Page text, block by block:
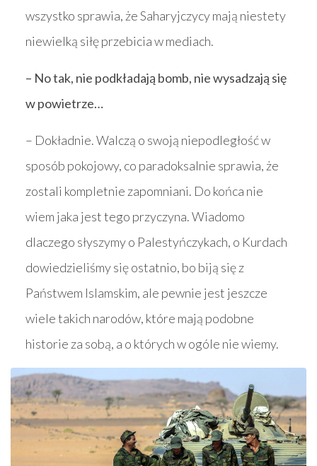
wszystko sprawia, że Saharyjczycy mają niestety
niewielką siłę przebicia w mediach.
– No tak, nie podkładają bomb, nie wysadzają się
w powietrze…
– Dokładnie. Walczą o swoją niepodległość w
sposób pokojowy, co paradoksalnie sprawia, że
zostali kompletnie zapomniani. Do końca nie
wiem jaka jest tego przyczyna. Wiadomo
dlaczego słyszymy o Palestyńczykach, o Kurdach
dowiedzieliśmy się ostatnio, bo biją się z
Państwem Islamskim, ale pewnie jest jeszcze
wiele takich narodów, które mają podobne
historie za sobą, a o których w ogóle nie wiemy.